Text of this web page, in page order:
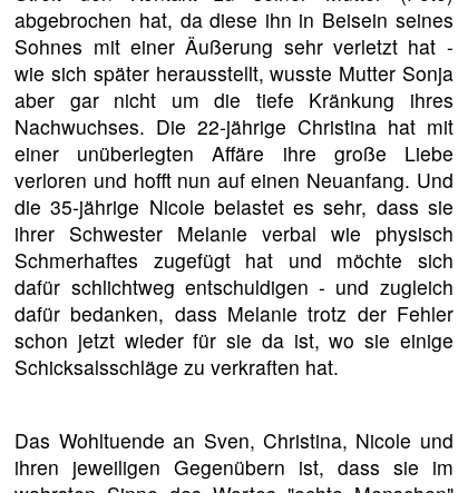
abgebrochen hat, da diese ihn in Beisein seines
Sohnes mit einer Äußerung sehr verletzt hat -
wie sich später herausstellt, wusste Mutter Sonja
aber gar nicht um die tiefe Kränkung ihres
Nachwuchses. Die 22-jährige Christina hat mit
einer unüberlegten Affäre ihre große Liebe
verloren und hofft nun auf einen Neuanfang. Und
die 35-jährige Nicole belastet es sehr, dass sie
ihrer Schwester Melanie verbal wie physisch
Schmerhaftes zugefügt hat und möchte sich
dafür schlichtweg entschuldigen - und zugleich
dafür bedanken, dass Melanie trotz der Fehler
schon jetzt wieder für sie da ist, wo sie einige
Schicksalsschläge zu verkraften hat.
Das Wohltuende an Sven, Christina, Nicole und
ihren jeweiligen Gegenübern ist, dass sie im